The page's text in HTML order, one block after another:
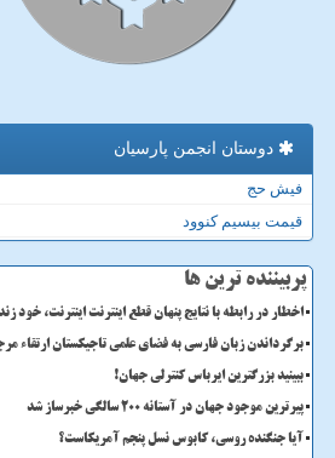
دوستان انجمن پارسیان
فیش حج
قیمت بیسیم کنوود
پربیننده ترین ها
اخطار در رابطه با نتایج پنهان قطع اینترنت اینترنت، خود
برگرداندن زبان فارسی به فضای علمی تاجیکستان ارتقاء
ببینید بزرگترین ایرباس کنترلی جهان!
پیرترین موجود جهان در آستانه ۲۰۰ سالگی خبرساز شد
آیا جنگنده روسی، کابوس نسل پنجم آمریکاست؟